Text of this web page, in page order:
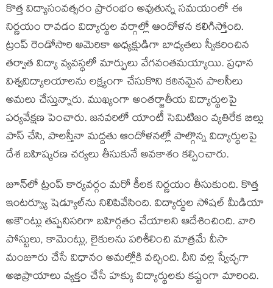
కొత్త విద్యాసంవత్సరం ప్రారంభం అవుతున్న సమయంలో ఈ
నిర్ణయం రావడం విద్యార్థుల వర్గాల్లో ఆందోళన కలిగిస్తోంది.
ట్రంప్‌ రెండోసారి అమెరికా అధ్యక్షుడిగా బాధ్యతలు స్వీకరించిన
తర్వాత విద్యా వ్యవస్థలో మార్పులు వేగవంతమయ్యాయి. ప్రధాన
విశ్వవిద్యాలయాలను లక్ష్యంగా చేసుకొని కఠినమైన పాలసీలు
అమలు చేస్తున్నారు. ముఖ్యంగా అంతర్జాతీయ విద్యార్థులపై
పర్యవేక్షణ పెంచారు. జనవరిలో యాంటీ సెమిటిజం వ్యతిరేక బిల్లు
పాస్ చేసి, పాలస్తీనా మద్దతు ఆందోళనల్లో పాల్గొన్న విద్యార్థులపై
దేశ బహిష్కరణ చర్యలు తీసుకునే అవకాశం కల్పించారు.
జూన్‌లో ట్రంప్‌ కార్యవర్గం మరో కీలక నిర్ణయం తీసుకుంది. కొత్త
ఇంటర్వ్యూ షెడ్యూల్‌ను నిలిపివేసింది. విద్యార్థుల సోషల్ మీడియా
అకౌంట్లు తప్పనిసరిగా బహిర్గతం చేయాలని ఆదేశించింది. వారి
పోస్టులు, కామెంట్లు, లైకులను పరిశీలించి మాత్రమే వీసా
మంజూరు చేసే విధానం అమల్లోకి వచ్చింది. దీని వల్ల స్వేచ్ఛగా
అభిప్రాయాలు వ్యక్తం చేసే హక్కు విద్యార్థులకు కష్టంగా మారింది.